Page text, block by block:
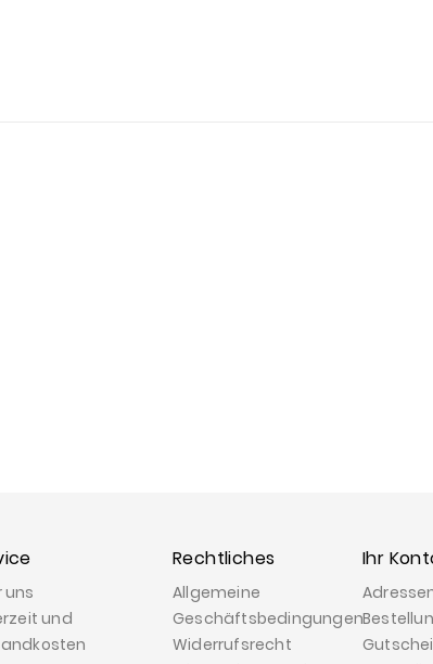
uns
und
Rechtliches
Allgemeine
Geschäftsbedingungen
Widerrufsrecht
Ihr